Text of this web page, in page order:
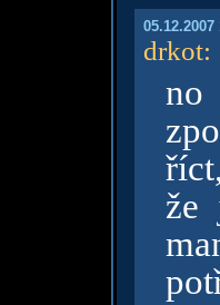
05.12.2007
drkot:
no
že